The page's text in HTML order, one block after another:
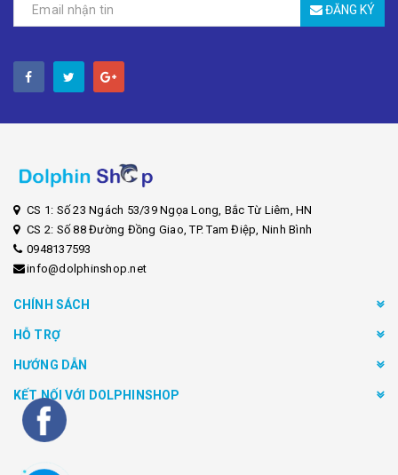
ĐĂNG KÝ
CS 1: Số 23 Ngách 53/39 Ngọa Long, Bắc Từ Liêm, HN
CS 2: Số 88 Đường Đồng Giao, TP. Tam Điệp, Ninh Bình
0948137593
info@dolphinshop.net
CHÍNH SÁCH
HỖ TRỢ
HƯỚNG DẪN
KẾT NỐI VỚI DOLPHINSHOP